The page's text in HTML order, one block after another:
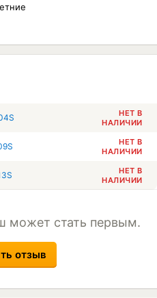
НЕТ В
НАЛИЧИИ
НЕТ В
НАЛИЧИИ
НЕТ В
НАЛИЧИИ
может стать первым.
отзыв